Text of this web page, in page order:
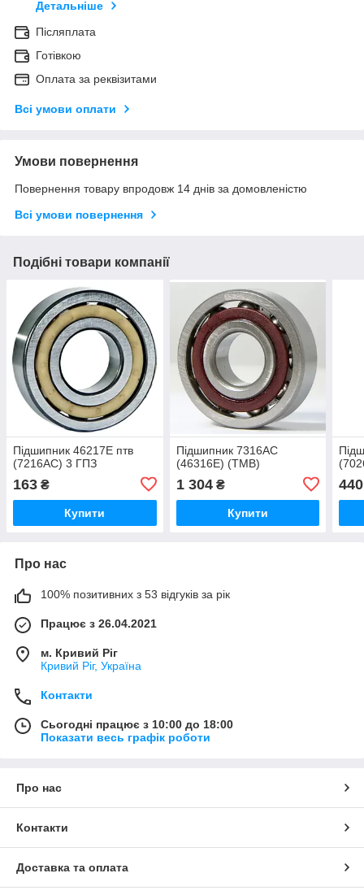
Детальніше
Післяплата
Готівкою
Оплата за реквізитами
Всі умови оплати
Умови повернення
Повернення товару впродовж 14 днів за домовленістю
Всі умови повернення
Подібні товари компанії
Підшипник 46217Е птв
(7216AC) 3 ГПЗ
163 ₴
Купити
Підшипник 7316AC
(46316Е) (TMB)
1 304₴
Купити
440
Про нас
100% позитивних з 53 відгуків за рік
Працює з 26.04.2021
м. Кривий Ріг
Кривий Ріг, Україна
Контакти
Сьогодні працює з 10:00 до 18:00
Показати весь графік роботи
Про нас
Контакти
Доставка та оплата